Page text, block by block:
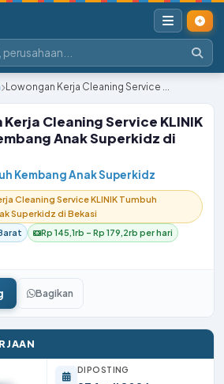
Lowongan Kerja Cleaning Service ...
Cleaning Service KLINIK
Anak Superkidz di
Kembang Anak Superkidz
Cleaning Service KLINIK Tumbuh
Superkidz di Bekasi
Rp 145,1rb – Rp 179,2rb per hari
Bagikan
DIPOSTING